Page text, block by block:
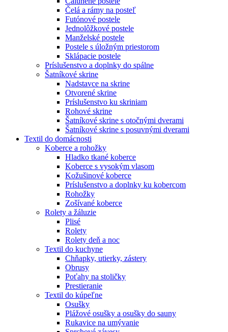
Čelá a rámy na posteľ
Futónové postele
Jednolôžkové postele
Manželské postele
Postele s úložným priestorom
Sklápacie postele
Príslušenstvo a doplnky do spálne
Šatníkové skrine
Nadstavce na skrine
Otvorené skrine
Príslušenstvo ku skriniam
Rohové skrine
Šatníkové skrine s otočnými dverami
Šatníkové skrine s posuvnými dverami
Textil do domácnosti
Koberce a rohožky
Hladko tkané koberce
Koberce s vysokým vlasom
Kožušinové koberce
Príslušenstvo a doplnky ku kobercom
Rohožky
Zošívané koberce
Rolety a žáluzie
Plisé
Rolety
Rolety deň a noc
Textil do kuchyne
Chňapky, utierky, zástery
Obrusy
Poťahy na stoličky
Prestieranie
Textil do kúpeľne
Osušky
Plážové osušky a osušky do sauny
Rukavice na umývanie